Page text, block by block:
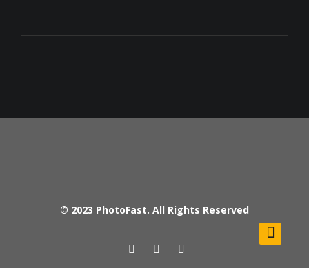
© 2023 PhotoFast. All Rights Reserved